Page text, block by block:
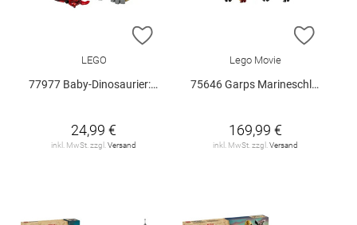
ZUR WUNSCHLISTE HINZUFÜGEN
LEGO
77977 Baby-Dinosaurier: Pteranodon V29
24,99 €
inkl. MwSt. zzgl. Versand
ZUR
Lego Movie
75646 Garps Marineschlachtschiff V29
169,99 €
inkl. MwSt. zzgl. Versand